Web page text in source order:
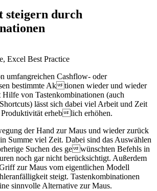
durch
, Excel Best Practice
umfangreichen Cashflow- oder
bestimmte Aktionen wieder und wieder
von Tastenkombinationen (auch
lässt sich dabei viel Arbeit und Zeit
Produktivität erheblich erhöhen.
der Hand zur Maus und wieder zurück
Summe viel Zeit. Dabei sind das Auswählen
Suchen des gewünschten Befehls in
noch gar nicht berücksichtigt. Außerdem
zur Maus vom eigentlichen Modell
steigt. Tastenkombinationen
sinnvolle Alternative zur Maus.